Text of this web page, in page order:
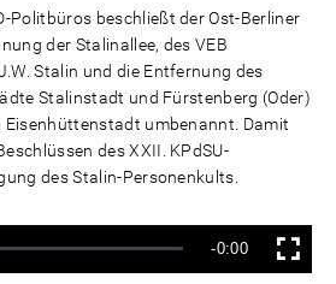
Politbüros beschließt der Ost-Berliner
der Stalinallee, des VEB
Stalin und die Entfernung des
Stalinstadt und Fürstenberg (Oder)
Eisenhüttenstadt umbenannt. Damit
des XXII. KPdSU-
des Stalin-Personenkults.
Verbleibende
-0:00 Vollbild